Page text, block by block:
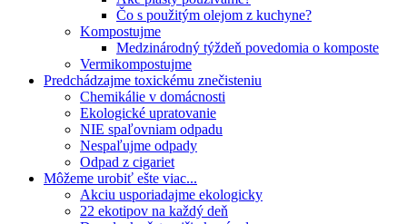
Čo s použitým olejom z kuchyne?
Kompostujme
Medzinárodný týždeň povedomia o komposte
Vermikompostujme
Predchádzajme toxickému znečisteniu
Chemikálie v domácnosti
Ekologické upratovanie
NIE spaľovniam odpadu
Nespaľujme odpady
Odpad z cigariet
Môžeme urobiť ešte viac...
Akciu usporiadajme ekologicky
22 ekotipov na každý deň